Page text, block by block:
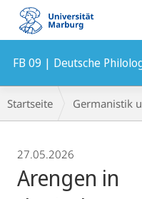
Mobile-
Navigation
FB 09 | Deutsche
Breadcrumb-
Navigation
Startseite Germanistik
27.05.2026
Arengen in